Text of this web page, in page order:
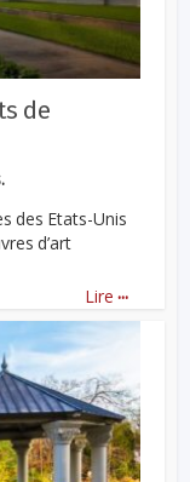
de
des Etats-Unis
d’art
Lire ...